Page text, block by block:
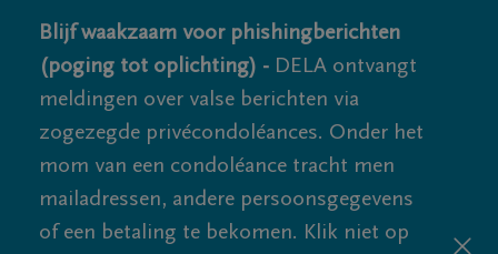
Blijf waakzaam voor phishingberichten
(poging tot oplichting) - DELA ontvangt
meldingen over valse berichten via
zogezegde privécondoléances. Onder het
mom van een condoléance tracht men
mailadressen, andere persoonsgegevens
of een betaling te bekomen. Klik niet op